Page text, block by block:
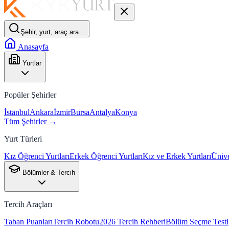
Şehir, yurt, araç ara…
Anasayfa
Yurtlar
Popüler Şehirler
İstanbulAnkaraİzmirBursaAntalyaKonya
Tüm Şehirler →
Yurt Türleri
Kız Öğrenci YurtlarıErkek Öğrenci YurtlarıKız ve Erkek Yurtları
Bölümler & Tercih
Tercih Araçları
Taban PuanlarıTercih Robotu2026 Tercih RehberiBölüm Seçme Testi